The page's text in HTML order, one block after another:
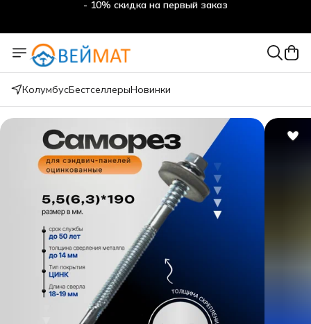
КолумбусБестселлерыНовинки